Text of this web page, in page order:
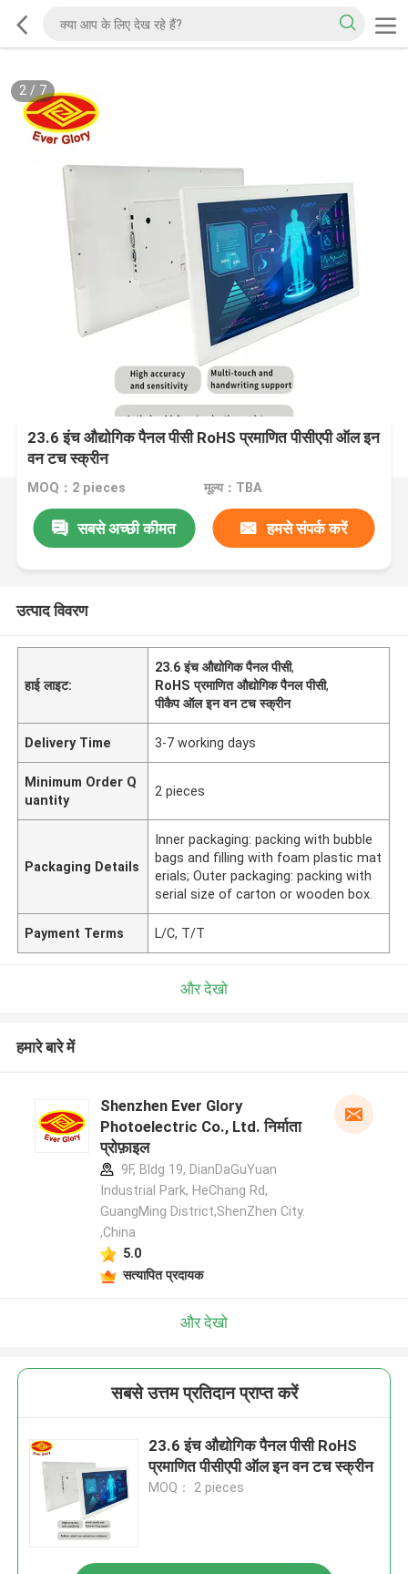
2/ 7
23.6 इंच औद्योगिक पैनल पीसी RoHS प्रमाणित पीसीएपी ऑल इन
वन टच स्क्रीन
MOQ：2 pieces मूल्य：TBA
सबसे अच्छी कीमत हमसे संपर्क करें
उत्पाद विवरण
हाई लाइट:
23.6 इंच औद्योगिक पैनल पीसी,
RoHS प्रमाणित औद्योगिक पैनल पीसी,
पीकैप ऑल इन वन टच स्क्रीन
Delivery Time 3-7 working days
Minimum Order Q
uantity
2 pieces
Packaging Details
Inner packaging: packing with bubble
bags and filling with foam plastic mat
erials; Outer packaging: packing with
serial size of carton or wooden box.
Payment Terms L/C, T/T
और देखो
हमारे बारे में
Shenzhen Ever Glory
Photoelectric Co., Ltd. निर्माता
प्रोफ़ाइल
9F, Bldg 19, DianDaGuYuan
Industrial Park, HeChang Rd,
GuangMing District,ShenZhen City.
,China
5.0
सत्यापित प्रदायक
और देखो
सबसे उत्तम प्रतिदान प्राप्त करें
23.6 इंच औद्योगिक पैनल पीसी RoHS
प्रमाणित पीसीएपी ऑल इन वन टच स्क्रीन
MOQ： 2 pieces